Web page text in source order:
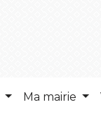
Ma mairie